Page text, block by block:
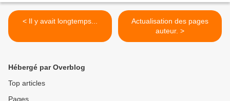
< Il y avait longtemps...
Actualisation des pages
auteur. >
Hébergé par Overblog
Top articles
Pages